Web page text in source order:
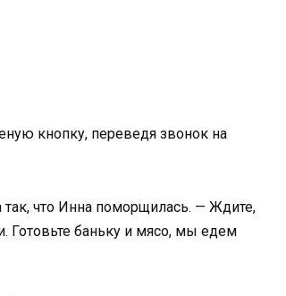
кнопку, переведя звонок на
что Инна поморщилась. — Ждите,
Готовьте баньку и мясо, мы едем